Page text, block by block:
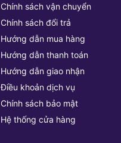
Chính sách vận chuyển
Chính sách đổi trả
Hướng dẫn mua hàng
Hướng dẫn thanh toán
Hướng dẫn giao nhận
Điều khoản dịch vụ
Chính sách bảo mật
Hệ thống cửa hàng